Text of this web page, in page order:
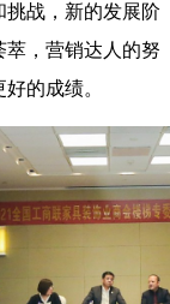
挑战，新的发展阶
，营销达人的努
的成绩。